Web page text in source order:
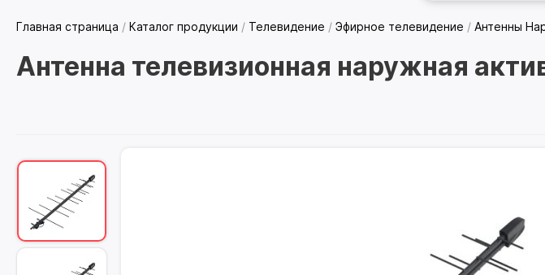
Главная страница / Каталог продукции / Телевидение / Эфирное телевидение / Антенны
Антенна телевизионная наружная